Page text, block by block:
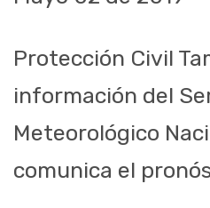
Protección Civil
información del
Meteorológico
comunica el